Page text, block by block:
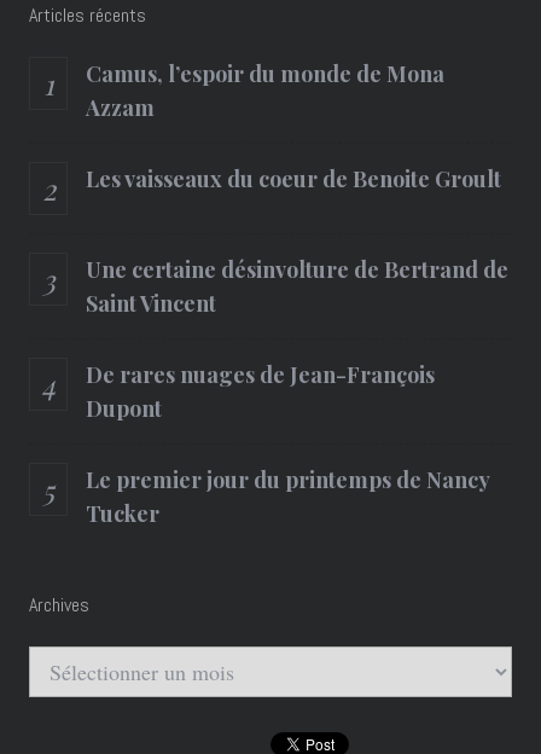
Articles récents
Camus, l’espoir du monde de Mona
Azzam
Les vaisseaux du coeur de Benoite Groult
Une certaine désinvolture de Bertrand de
Saint Vincent
De rares nuages de Jean-François
Dupont
Le premier jour du printemps de Nancy
Tucker
Archives
Archives